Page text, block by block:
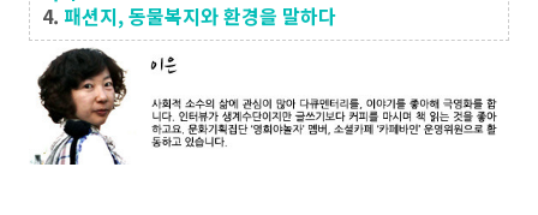
4. 패션지, 동물복지와 환경을 말하다